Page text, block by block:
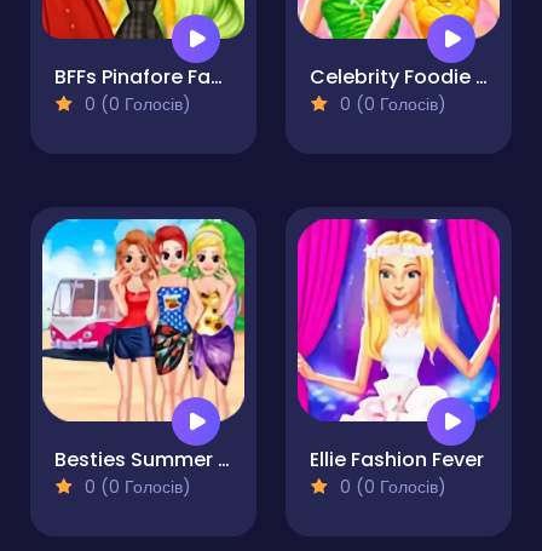
BFFs Pinafore Fashion
0 (0 Голосів)
Celebrity Foodie Style
0 (0 Голосів)
Besties Summer Vacation
0 (0 Голосів)
Ellie Fashion Fever
0 (0 Голосів)